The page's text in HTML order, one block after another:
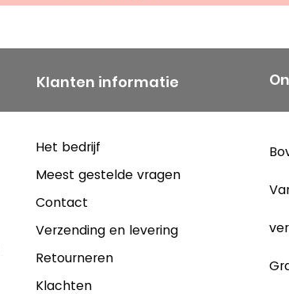
Klanten informatie
Het bedrijf
Meest gestelde vragen
Contact
Verzending en levering
Retourneren
Klachten